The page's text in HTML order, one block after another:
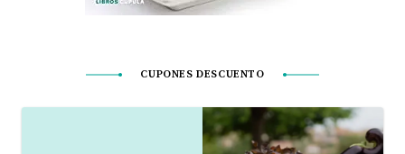
CUPONES DESCUENTO